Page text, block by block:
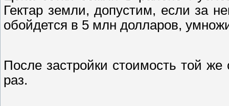
Гектар земли, допустим, если за
обойдется в 5 млн долларов,
После застройки стоимость той
раз.